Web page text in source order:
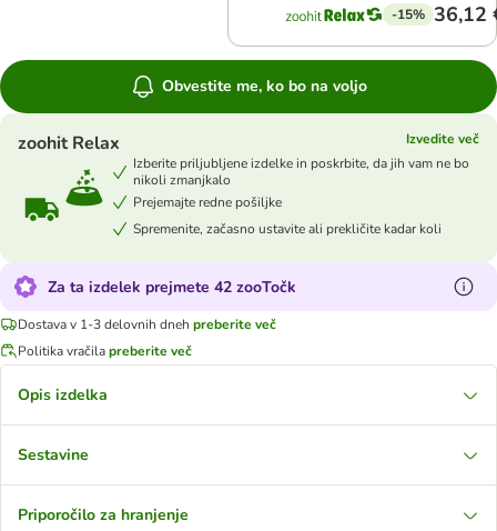
-15% 36,12
Obvestite me, ko bo na voljo
zoohit Relax
Izvedite več
Izberite priljubljene izdelke in poskrbite, da jih vam ne bo
nikoli zmanjkalo
Prejemajte redne pošiljke
Spremenite, začasno ustavite ali prekličite kadar koli
Za ta izdelek prejmete 42 zooTočk
Dostava v 1-3 delovnih dneh preberite več
Politika vračilapreberite več
Opis izdelka
Sestavine
Priporočilo za hranjenje